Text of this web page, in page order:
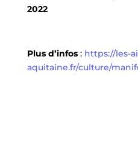
2022
Plus d’infos: https://les-
aquitaine.fr/culture/